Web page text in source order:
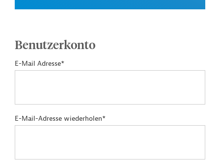
Benutzerkonto
E-Mail Adresse*
E-Mail-Adresse wiederholen*